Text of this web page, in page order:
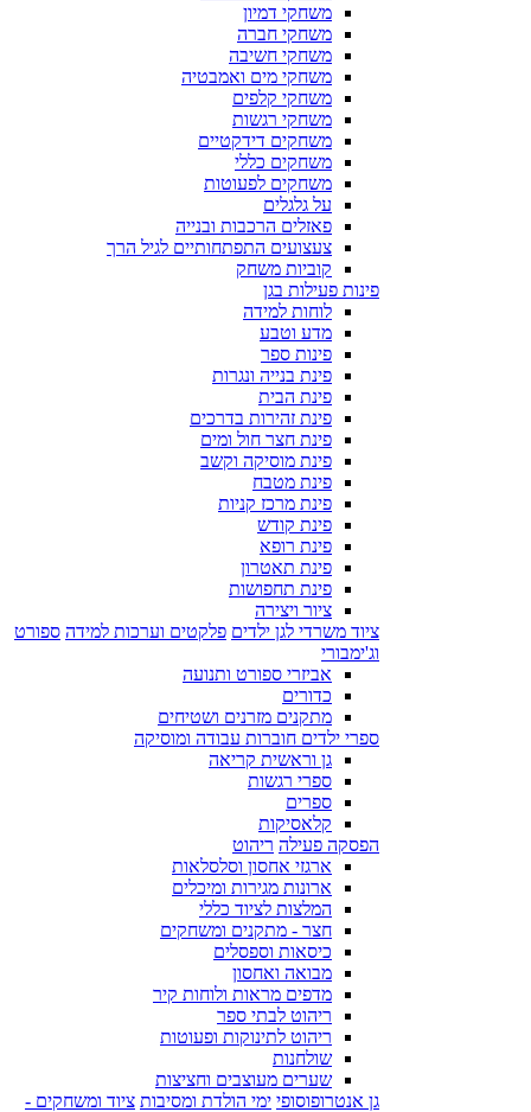
משחקי דמיון
משחקי חברה
משחקי חשיבה
משחקי מים ואמבטיה
משחקי קלפים
משחקי רגשות
משחקים דידקטיים
משחקים כללי
משחקים לפעוטות
על גלגלים
פאזלים הרכבות ובנייה
צעצועים התפתחותיים לגיל הרך
קוביות משחק
פינות פעילות בגן
לוחות למידה
מדע וטבע
פינות ספר
פינת בנייה ונגרות
פינת הבית
פינת זהירות בדרכים
פינת חצר חול ומים
פינת מוסיקה וקשב
פינת מטבח
פינת מרכז קניות
פינת קודש
פינת רופא
פינת תאטרון
פינת תחפושות
ציור ויצירה
ציוד משרדי לגן ילדים פלקטים וערכות למידה ספורט
וג'ימבורי
אביזרי ספורט ותנועה
כדורים
מתקנים מזרנים ושטיחים
ספרי ילדים חוברות עבודה ומוסיקה
גן וראשית קריאה
ספרי רגשות
ספרים
קלאסיקות
הפסקה פעילה ריהוט
ארגזי אחסון וסלסלאות
ארונות מגירות ומיכלים
המלצות לציוד כללי
חצר - מתקנים ומשחקים
כיסאות וספסלים
מבואה ואחסון
מדפים מראות ולוחות קיר
ריהוט לבתי ספר
ריהוט לתינוקות ופעוטות
שולחנות
שערים מעוצבים וחציצות
גן אנטרופוסופי ימי הולדת ומסיבות ציוד ומשחקים -